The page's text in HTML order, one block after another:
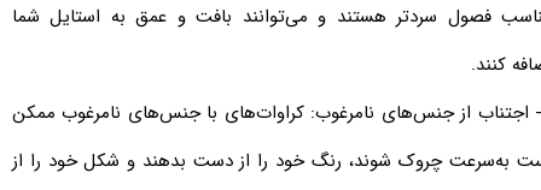
فصول سردتر هستند و می‌توانند بافت و عمق به استایل شما
کنند.
اجتناب از جنس‌های نامرغوب: کراوات‌های با جنس‌های نامرغوب​​​​​​​ ممکن
به‌سرعت چروک شوند، رنگ خود را از دست بدهند و شکل خود را از